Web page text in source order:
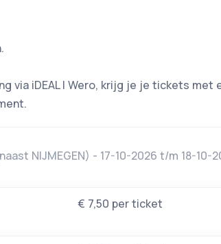
via iDEAL | Wero, krijg je je tickets met
NIJMEGEN) - 17-10-2026 t/m 18-10-
€ 7,50 per ticket